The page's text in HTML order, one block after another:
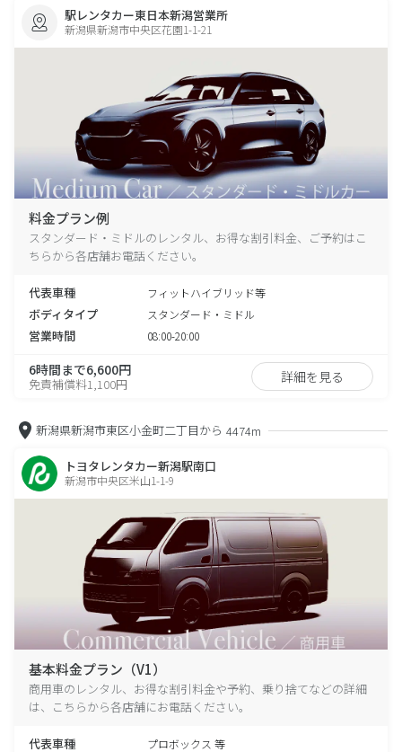
駅レンタカー東日本新潟営業所
新潟県新潟市中央区花園1-1-21
料金プラン例
スタンダード・ミドルのレンタル、お得な割引料金、ご予約はこ
ちらから各店舗お電話ください。
代表車種 フィットハイブリッド等
ボディタイプ スタンダード・ミドル
営業時間 08:00-20:00
6時間まで6,600円
免責補償料1,100円 詳細を見る
新潟県新潟市東区小金町二丁目から 4474m
トヨタレンタカー新潟駅南口
新潟市中央区米山1-1-9
基本料金プラン（V1）
商用車のレンタル、お得な割引料金や予約、乗り捨てなどの詳細
は、こちらから各店舗にお電話ください。
代表車種 プロボックス 等